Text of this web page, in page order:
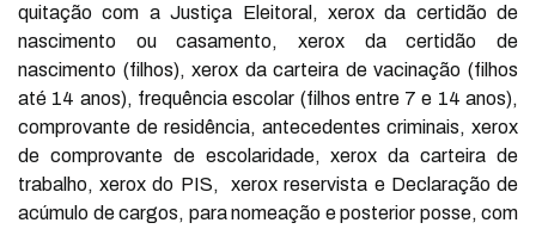
quitação com a Justiça Eleitoral, xerox da certidão de
nascimento ou casamento, xerox da certidão de
nascimento (filhos), xerox da carteira de vacinação (filhos
até 14 anos), frequência escolar (filhos entre 7 e 14 anos),
comprovante de residência, antecedentes criminais, xerox
de comprovante de escolaridade, xerox da carteira de
trabalho, xerox do PIS, xerox reservista e Declaração de
acúmulo de cargos, para nomeação e posterior posse, com